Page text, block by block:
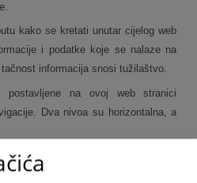
kako se kretati unutar cijelog web
i podatke koje se nalaze na
informacija snosi tužilaštvo.
postavljene na ovoj web stranici
Dva nivoa su horizontalna, a
na vrhu strane strane i sive je
prelazite na uža područja. Sljedeći